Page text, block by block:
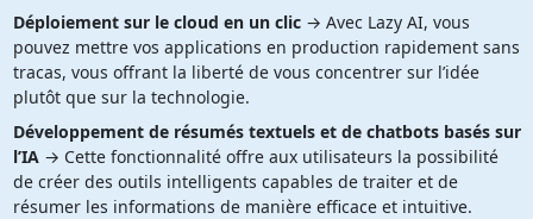
Déploiement sur le cloud en un clic→ Avec Lazy AI, vous
pouvez mettre vos applications en production rapidement sans
tracas, vous offrant la liberté de vous concentrer sur l’idée
plutôt que sur la technologie.
Développement de résumés textuels et de chatbots basés sur
l’IA→ Cette fonctionnalité offre aux utilisateurs la possibilité
de créer des outils intelligents capables de traiter et de
résumer les informations de manière efficace et intuitive.